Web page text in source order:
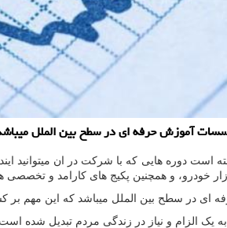
دوره هایی که با شرکت در ان میتوانید
خودرو، و همچنین پکیج های کارامد و تخصصی
در سطح بین الملل میباشد که این مهم بر
الزام و نیاز در زندگی مردم تبدیل شده است